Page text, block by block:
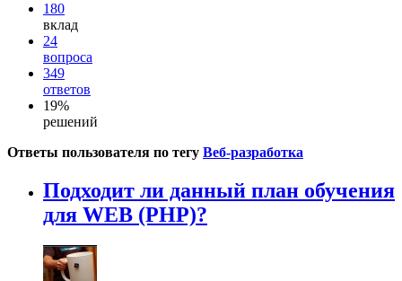
180
вклад
24
вопроса
349
ответов
19%
решений
Ответы пользователя по тегу Веб-разработка
Подходит ли данный план обучения
для WEB (PHP)?